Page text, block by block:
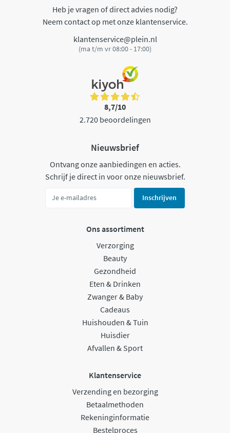
Heb je vragen of direct advies nodig?
Neem contact op met onze klantenservice.
klantenservice@plein.nl
(ma t/m vr 08:00 - 17:00)
8,7/10
2.720 beoordelingen
Nieuwsbrief
Ontvang onze aanbiedingen en acties.
Schrijf je direct in voor onze nieuwsbrief.
Inschrijven
Ons assortiment
Verzorging
Beauty
Gezondheid
Eten & Drinken
Zwanger & Baby
Cadeaus
Huishouden & Tuin
Huisdier
Afvallen & Sport
Klantenservice
Verzending en bezorging
Betaalmethoden
Rekeninginformatie
Bestelproces